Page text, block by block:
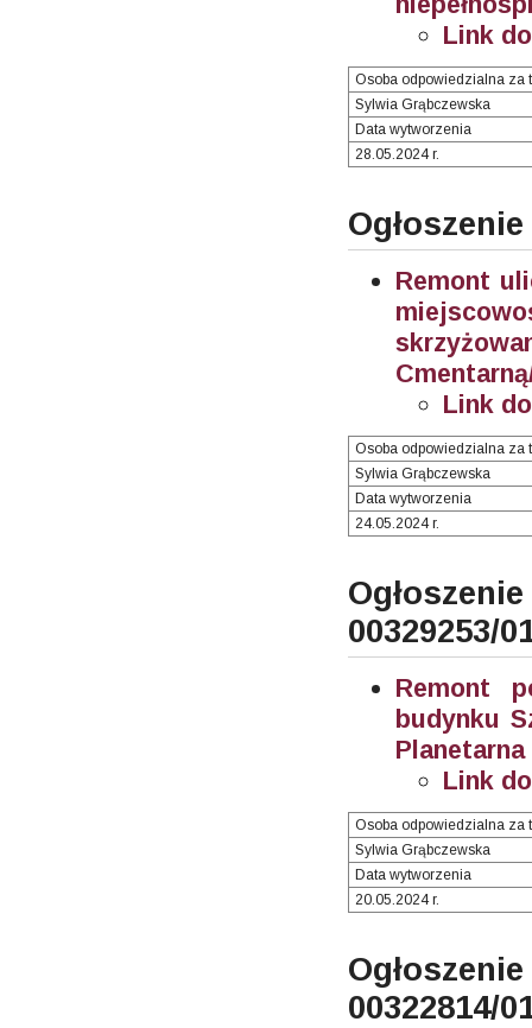
Link
Osoba odpowiedzialna za
Sylwia Grąbczewska
Data wytworzenia
28.05.2024 r.
Remont
Link
Osoba odpowiedzialna za
Sylwia Grąbczewska
Data wytworzenia
24.05.2024 r.
00329253/
Remont
budynku
Link
Osoba odpowiedzialna za
Sylwia Grąbczewska
Data wytworzenia
20.05.2024 r.
00322814/